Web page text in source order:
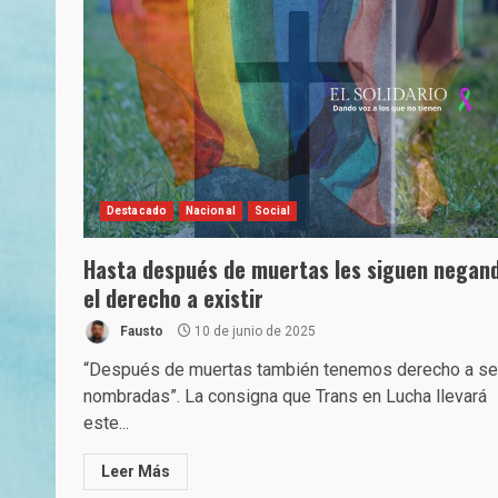
Destacado Nacional Social
Hasta después de muertas les siguen
el derecho a existir
Fausto 10 de junio de 2025
“Después de muertas también tenemos derecho a
nombradas”. La consigna que Trans en Lucha llevará
este...
Leer Más